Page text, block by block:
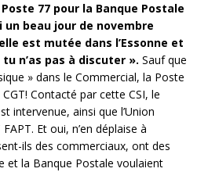
Poste 77 pour la Banque Postale
un beau jour de novembre
est mutée dans l’Essonne et
n’as pas à discuter ». Sauf que
» dans le Commercial, la Poste
Contacté par cette CSI, le
intervenue, ainsi que l’Union
Et oui, n’en déplaise à
ils des commerciaux, ont des
et la Banque Postale voulaient